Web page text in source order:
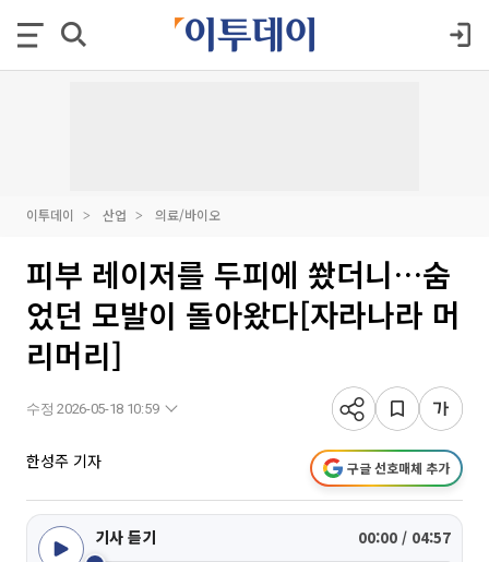
이투데이 산업 의료/바이오
피부 레이저를 두피에 쐈더니…숨
었던 모발이 돌아왔다[자라나라 머
리머리]
수정 2026-05-18 10:59
한성주 기자 구글 선호매체 추가
기사 듣기 00:00 / 04:57